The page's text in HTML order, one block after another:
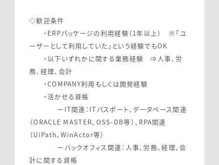
◇歓迎条件
・ERPパッケージの利用経験（1年以上） ※「ユ
ーザーとして利用していた」という経験でもOK
・以下いずれかに関する業務経験 ⇒人事、労
務、経理、会計
・COMPANY利用もしくは開発経験
・活かせる資格
ーIT関連：ITパスポート、データベース関連
（ORACLE MASTER、OSS-DB等）、RPA関連
（UiPath、WinActor等）
ーバックオフィス関連：人事、労務、経理、会
計に関する資格